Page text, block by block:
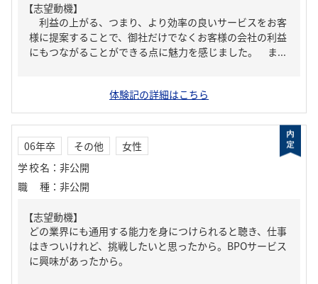
【志望動機】
利益の上がる、つまり、より効率の良いサービスをお客
様に提案することで、御社だけでなくお客様の会社の利益
にもつながることができる点に魅力を感じました。 ま...
体験記の詳細はこちら
06年卒 その他
女性
学校名 ： 非公開
職種 ： 非公開
【志望動機】
どの業界にも通用する能力を身につけられると聴き、仕事
はきついけれど、挑戦したいと思ったから。BPOサービス
に興味があったから。